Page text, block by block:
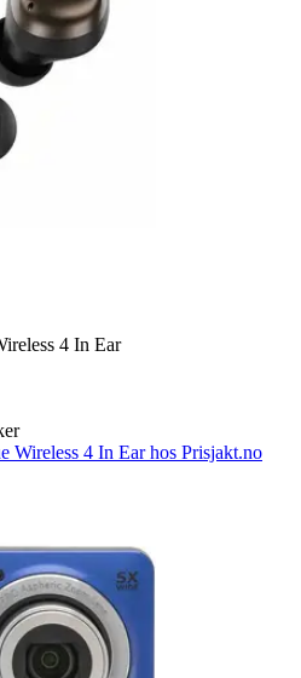
4 In Ear
Wireless 4 In Ear hos Prisjakt.no